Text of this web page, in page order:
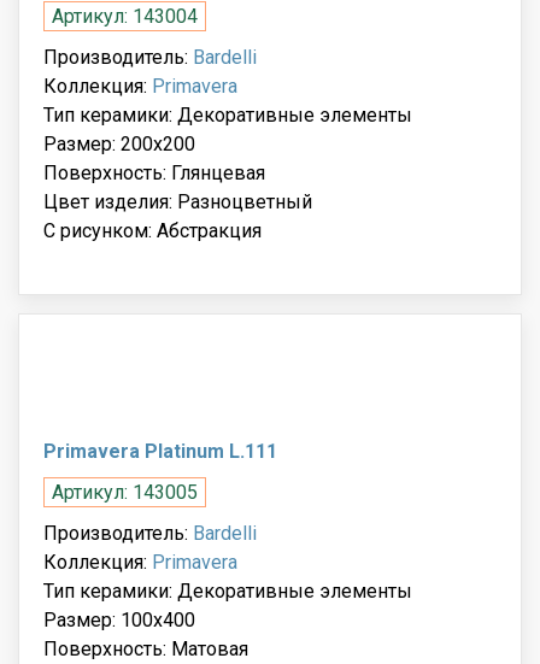
Артикул: 143004
Производитель: Bardelli
Коллекция: Primavera
Тип керамики: Декоративные элементы
Размер: 200x200
Поверхность: Глянцевая
Цвет изделия: Разноцветный
С рисунком: Абстракция
Primavera Platinum L.111
Артикул: 143005
Производитель: Bardelli
Коллекция: Primavera
Тип керамики: Декоративные элементы
Размер: 100x400
Поверхность: Матовая